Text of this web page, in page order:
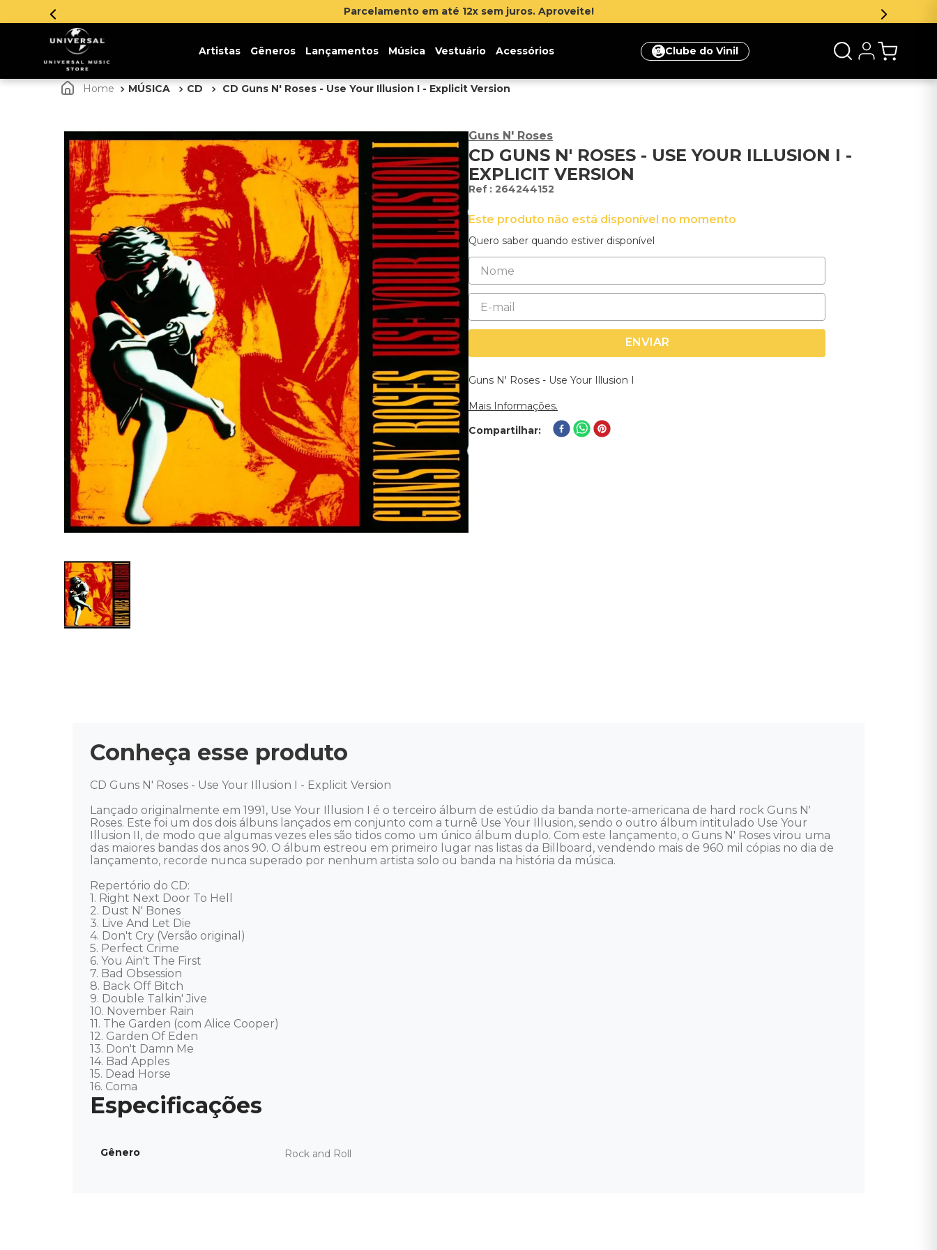
Inscreva-se na newsletter e ganhe 5% de desconto na sua primeira compra
Artistas Gêneros Lançamentos Música Vestuário Acessórios Clube do Vinil
MÚSICA CD CD Guns N' Roses - Use Your Illusion I - Explicit Version
Guns N' Roses
CD GUNS N' ROSES - USE YOUR ILLUSION I -
EXPLICIT VERSION
: 264244152
Este produto não está disponível no momento
Quero saber quando estiver disponível
ENVIAR
Guns N' Roses - Use Your Illusion I
Mais Informações.
Compartilhar
Conheça esse produto
CD Guns N' Roses - Use Your Illusion I - Explicit Version
Lançado originalmente em 1991, Use Your Illusion I é o terceiro álbum de estúdio da banda norte-americana de hard rock Guns N'
Roses. Este foi um dos dois álbuns lançados em conjunto com a turnê Use Your Illusion, sendo o outro álbum intitulado Use Your
Illusion II, de modo que algumas vezes eles são tidos como um único álbum duplo. Com este lançamento, o Guns N' Roses virou uma
das maiores bandas dos anos 90. O álbum estreou em primeiro lugar nas listas da Billboard, vendendo mais de 960 mil cópias no dia de
lançamento, recorde nunca superado por nenhum artista solo ou banda na história da música.
Repertório do CD:
1. Right Next Door To Hell
2. Dust N' Bones
3. Live And Let Die
4. Don't Cry (Versão original)
5. Perfect Crime
6. You Ain't The First
7. Bad Obsession
8. Back Off Bitch
9. Double Talkin' Jive
10. November Rain
11. The Garden (com Alice Cooper)
12. Garden Of Eden
13. Don't Damn Me
14. Bad Apples
15. Dead Horse
16. Coma
Gênero Rock and Roll